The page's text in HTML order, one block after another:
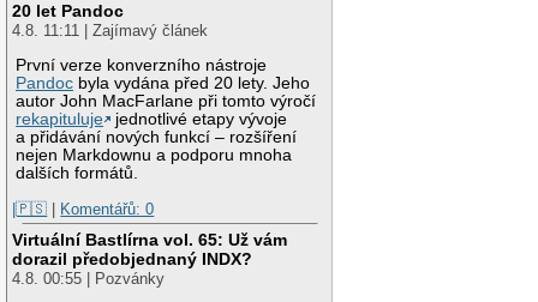
20 let Pandoc
4.8. 11:11 | Zajímavý článek
První verze konverzního nástroje
Pandoc byla vydána před 20 lety. Jeho
autor John MacFarlane při tomto výročí
rekapituluje
jednotlivé etapy vývoje
a přidávání nových funkcí – rozšíření
nejen Markdownu a podporu mnoha
dalších formátů.
|🇵🇸 | Komentářů: 0
Virtuální Bastlírna vol. 65: Už vám
dorazil předobjednaný INDX?
4.8. 00:55 | Pozvánky